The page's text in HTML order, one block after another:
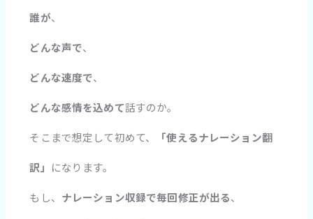
誰が、
どんな声で、
どんな速度で、
どんな感情を込めて話すのか。
そこまで想定して初めて、 「使えるナレーション翻
訳」 になります。
もし、 ナレーション収録で毎回修正が出る、